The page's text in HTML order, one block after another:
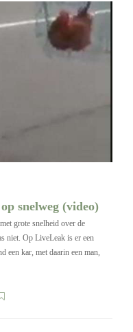
snelweg (video)
grote snelheid over de
niet. Op LiveLeak is er een
een kar, met daarin een man,